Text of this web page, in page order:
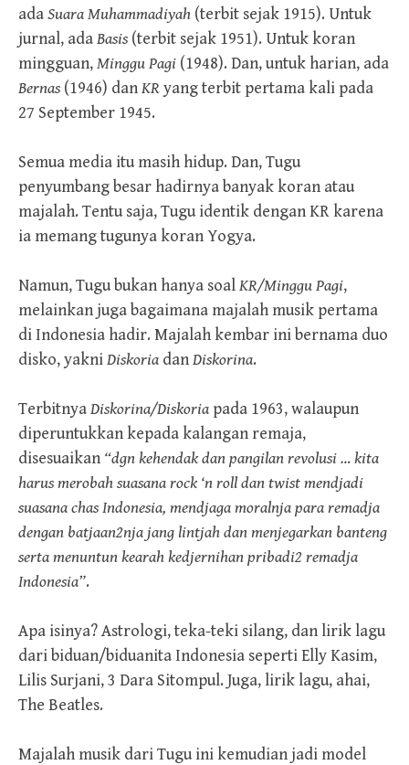
adaSuara Muhammadiyah (terbit sejak 1915). Untuk
jurnal, adaBasis (terbit sejak 1951). Untuk koran
mingguan,Minggu Pagi (1948). Dan, untuk harian, ada
Bernas (1946) danKRyang terbit pertama kali pada
27 September 1945.
Semua media itu masih hidup. Dan, Tugu
penyumbang besar hadirnya banyak koran atau
majalah. Tentu saja, Tugu identik dengan KR karena
ia memang tugunya koran Yogya.
Namun, Tugu bukan hanya soalKR/Minggu Pagi,
melainkan juga bagaimana majalah musik pertama
di Indonesia hadir. Majalah kembar ini bernama duo
disko, yakniDiskoria danDiskorina.
TerbitnyaDiskorina/Diskoria pada 1963, walaupun
diperuntukkan kepada kalangan remaja,
disesuaikan “dgn kehendak dan pangilan revolusi … kita
harus merobah suasana rock ‘n roll dan twist mendjadi
suasana chas Indonesia, mendjaga moralnja para remadja
dengan batjaan2nja jang lintjah dan menjegarkan banteng
serta menuntun kearah kedjernihan pribadi2 remadja
Indonesia”.
Apa isinya? Astrologi, teka-teki silang, dan lirik lagu
dari biduan/biduanita Indonesia seperti Elly Kasim,
Lilis Surjani, 3 Dara Sitompul. Juga, lirik lagu, ahai,
The Beatles.
Majalah musik dari Tugu ini kemudian jadi model